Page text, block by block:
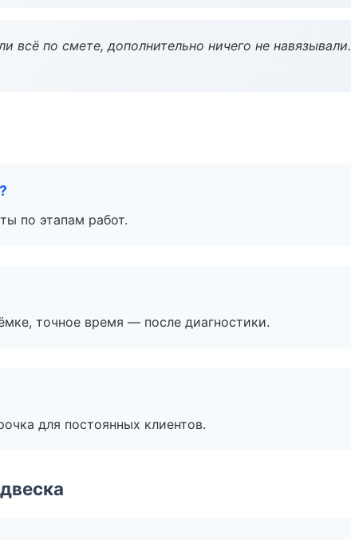
всё по смете, дополнительно ничего не навязывали.
по этапам работ.
точное время — после диагностики.
для постоянных клиентов.